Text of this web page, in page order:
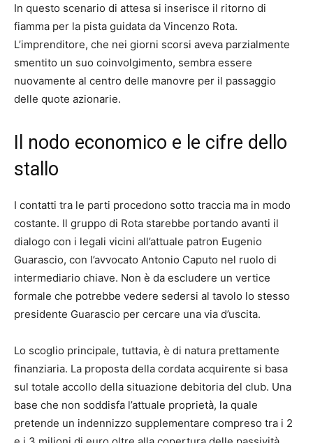
In questo scenario di attesa si inserisce il ritorno di
fiamma per la pista guidata da Vincenzo Rota.
L’imprenditore, che nei giorni scorsi aveva parzialmente
smentito un suo coinvolgimento, sembra essere
nuovamente al centro delle manovre per il passaggio
delle quote azionarie.
Il nodo economico e le cifre dello
stallo
I contatti tra le parti procedono sotto traccia ma in modo
costante. Il gruppo di Rota starebbe portando avanti il
dialogo con i legali vicini all’attuale patron Eugenio
Guarascio, con l’avvocato Antonio Caputo nel ruolo di
intermediario chiave. Non è da escludere un vertice
formale che potrebbe vedere sedersi al tavolo lo stesso
presidente Guarascio per cercare una via d’uscita.
Lo scoglio principale, tuttavia, è di natura prettamente
finanziaria. La proposta della cordata acquirente si basa
sul totale accollo della situazione debitoria del club. Una
base che non soddisfa l’attuale proprietà, la quale
pretende un indennizzo supplementare compreso tra i 2